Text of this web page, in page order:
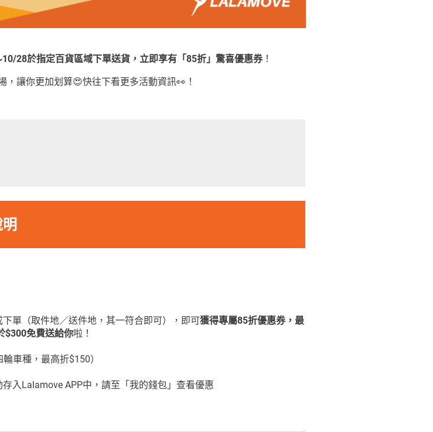
28於指定百貨區域下單送貨，立即享有「85折」驚喜優惠券！
讓你更加划算😍快往下看更多活動資訊👀！
下單（取件地／送件地，其一符合即可），即可獲得專屬85折優惠券，最
$300免費送給你啦！
輪車種，最高折$150）
入Lalamove APP中，請至「我的錢包」查看優惠